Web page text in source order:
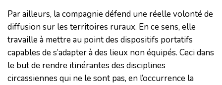
Par ailleurs, la compagnie défend une réelle volonté de
diffusion sur les territoires ruraux. En ce sens, elle
travaille à mettre au point des dispositifs portatifs
capables de s’adapter à des lieux non équipés. Ceci dans
le but de rendre itinérantes des disciplines
circassiennes qui ne le sont pas, en l’occurrence la